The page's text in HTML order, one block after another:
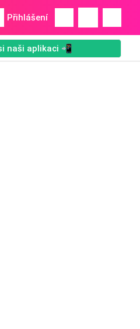
Přihlášení
naši aplikaci 📲